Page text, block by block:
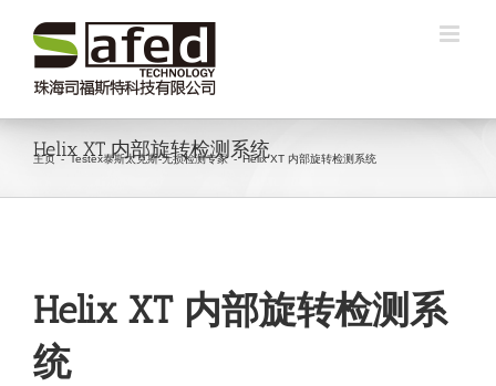
Helix XT 内部旋转检测系统
主页 - Testex泰斯太克斯-无损检测专家 - Helix XT 内部旋转检测系统
Helix XT 内部旋转检测系
统